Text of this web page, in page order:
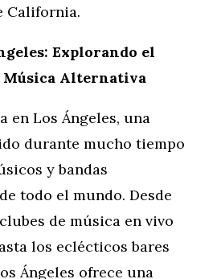
California.
Explorando el
Música Alternativa
en Los Ángeles, una
durante mucho tiempo
y bandas
todo el mundo. Desde
de música en vivo
los eclécticos bares
Ángeles ofrece una